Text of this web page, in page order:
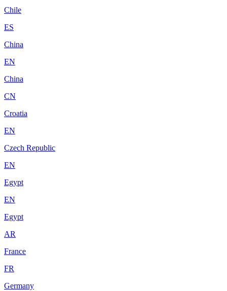
Chile
ES
China
EN
China
CN
Croatia
EN
Czech Republic
EN
Egypt
EN
Egypt
AR
France
FR
Germany